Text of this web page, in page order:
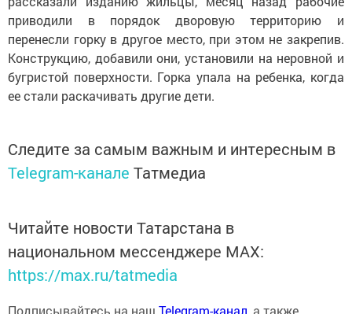
приводили в порядок дворовую территорию и
перенесли горку в другое место, при этом не закрепив.
Конструкцию, добавили они, установили на неровной и
бугристой поверхности. Горка упала на ребенка, когда
ее стали раскачивать другие дети.
Следите за самым важным и интересным в
Telegram-канале Татмедиа
Читайте новости Татарстана в
национальном мессенджере MАХ:
https://max.ru/tatmedia